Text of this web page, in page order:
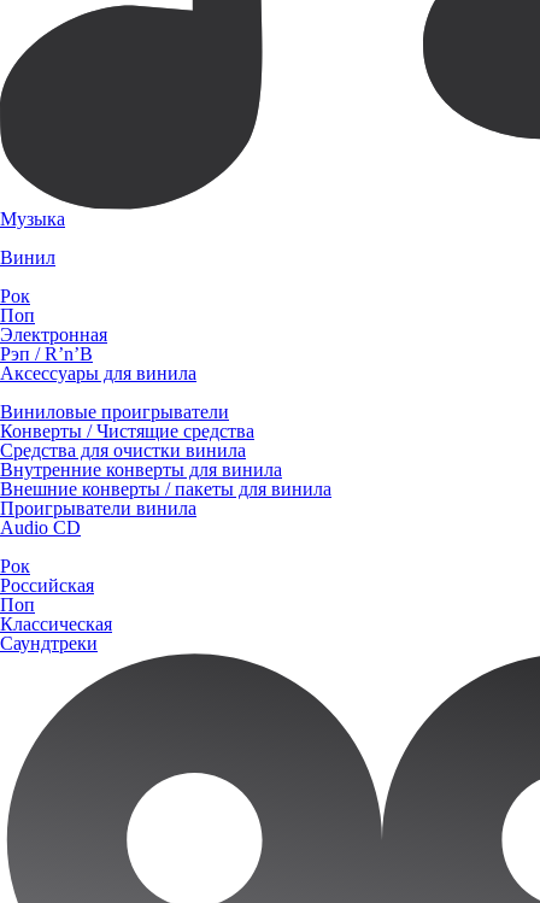
Музыка
Винил
Рок
Поп
Электронная
Рэп / R’n’B
Аксессуары для винила
Виниловые проигрыватели
Конверты / Чистящие средства
Средства для очистки винила
Внутренние конверты для винила
Внешние конверты / пакеты для винила
Проигрыватели винила
Audio CD
Рок
Российская
Поп
Классическая
Саундтреки